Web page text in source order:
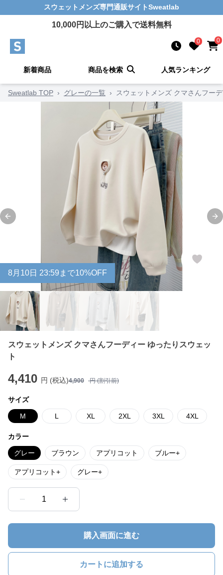
スウェットメンズ専門通販サイトSweatlab
10,000円以上のご購入で送料無料
0 0
新着商品 商品を検索 人気ランキング
Sweatlab TOP › グレーの一覧 › スウェットメンズ クマさんフー
Previous slide
8月 10日 23:59まで10%OFF
スウェットメンズ クマさんフーディー ゆったりスウェッ
ト
4,410 円 (税込)4,900 円 (割引前)
サイズ
M L XL 2XL 3XL 4XL
カラー
グレー ブラウン アプリコット ブルー+
アプリコット+ グレー+
1
購入画面に進む
カートに追加する